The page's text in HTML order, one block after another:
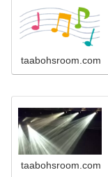
taabohsroom.com
taabohsroom.com